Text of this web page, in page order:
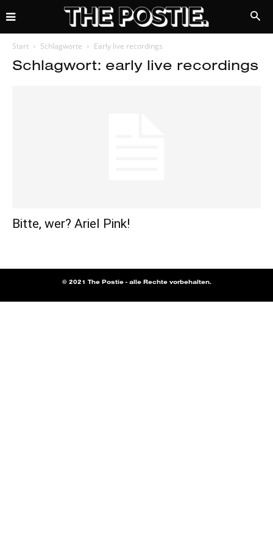
Start Schlagworte Early live recordings
Schlagwort: early live recordings
Bitte, wer? Ariel Pink!
© 2021 The Postie - alle Rechte vorbehalten.